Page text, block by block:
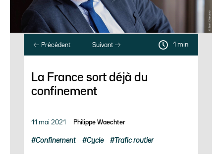
Précédent Suivant 1 min
La France sort déjà du
confinement
11 mai 2021 Philippe Waechter
Confinement Cycle Trafic routier